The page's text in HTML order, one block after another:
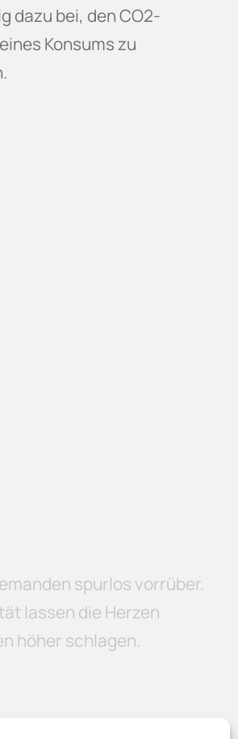
dazu bei, den CO2-
Konsums zu
spurlos vorrüber.
lassen die Herzen
höher schlagen.